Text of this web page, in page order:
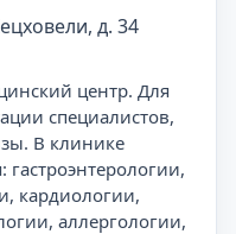
д. 34
центр. Для
специалистов,
В клинике
кардиологии,
аллергологии,